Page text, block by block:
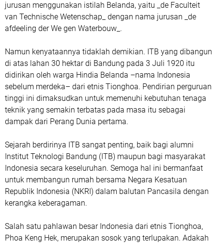
jurusan menggunakan istilah Belanda, yaitu _de Faculteit
van Technische Wetenschap_ dengan nama jurusan _de
afdeeling der We gen Waterbouw_.
Namun kenyataannya tidaklah demikian. ITB yang dibangun
di atas lahan 30 hektar di Bandung pada 3 Juli 1920 itu
didirikan oleh warga Hindia Belanda –nama Indonesia
sebelum merdeka– dari etnis Tionghoa. Pendirian perguruan
tinggi ini dimaksudkan untuk memenuhi kebutuhan tenaga
teknik yang semakin terbatas pada masa itu sebagai
dampak dari Perang Dunia pertama.
Sejarah berdirinya ITB sangat penting, baik bagi alumni
Institut Teknologi Bandung (ITB) maupun bagi masyarakat
Indonesia secara keseluruhan. Semoga hal ini bermanfaat
untuk membangun rumah bersama Negara Kesatuan
Republik Indonesia (NKRI) dalam balutan Pancasila dengan
kerangka keberagaman.
Salah satu pahlawan besar Indonesia dari etnis Tionghoa,
Phoa Keng Hek, merupakan sosok yang terlupakan. Adakah